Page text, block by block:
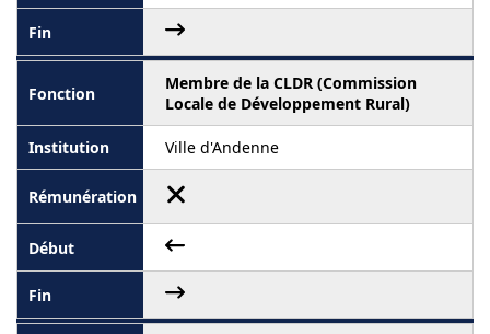
Membre de la CLDR (Commission
Locale de Développement Rural)
Ville d'Andenne